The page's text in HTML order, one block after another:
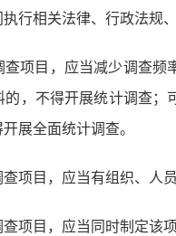
行相关法律、行政法规
项目，应当减少调查频
，不得开展统计调查
展全面统计调查。
项目，应当有组织、人
项目，应当同时制定该